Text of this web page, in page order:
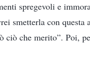
spregevoli e
smetterla con
ciò che merito”. Poi,